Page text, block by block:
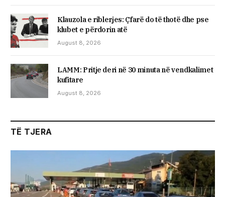
Klauzola e riblerjes: Çfarë do të thotë dhe pse
klubet e përdorin atë
August 8, 2026
LAMM: Pritje deri në 30 minuta në vendkalimet
kufitare
August 8, 2026
TË TJERA